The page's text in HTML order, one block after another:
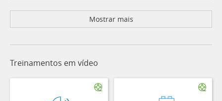
Mostrar mais
Treinamentos em vídeo